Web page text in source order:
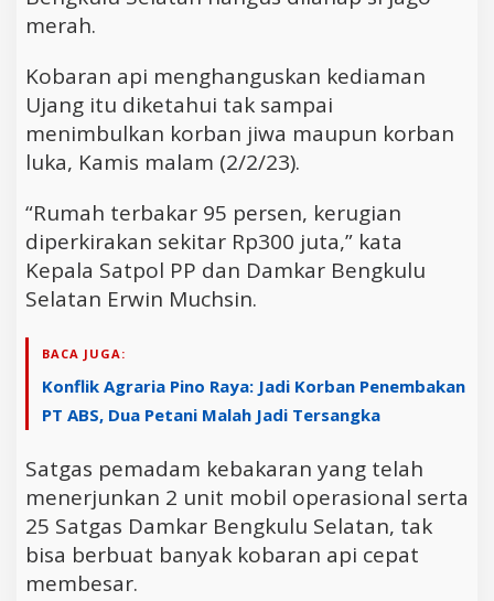
merah.
Kobaran api menghanguskan kediaman
Ujang itu diketahui tak sampai
menimbulkan korban jiwa maupun korban
luka, Kamis malam (2/2/23).
“Rumah terbakar 95 persen, kerugian
diperkirakan sekitar Rp300 juta,” kata
Kepala Satpol PP dan Damkar Bengkulu
Selatan Erwin Muchsin.
BACA JUGA:
Konflik Agraria Pino Raya: Jadi Korban Penembakan
PT ABS, Dua Petani Malah Jadi Tersangka
Satgas pemadam kebakaran yang telah
menerjunkan 2 unit mobil operasional serta
25 Satgas Damkar Bengkulu Selatan, tak
bisa berbuat banyak kobaran api cepat
membesar.